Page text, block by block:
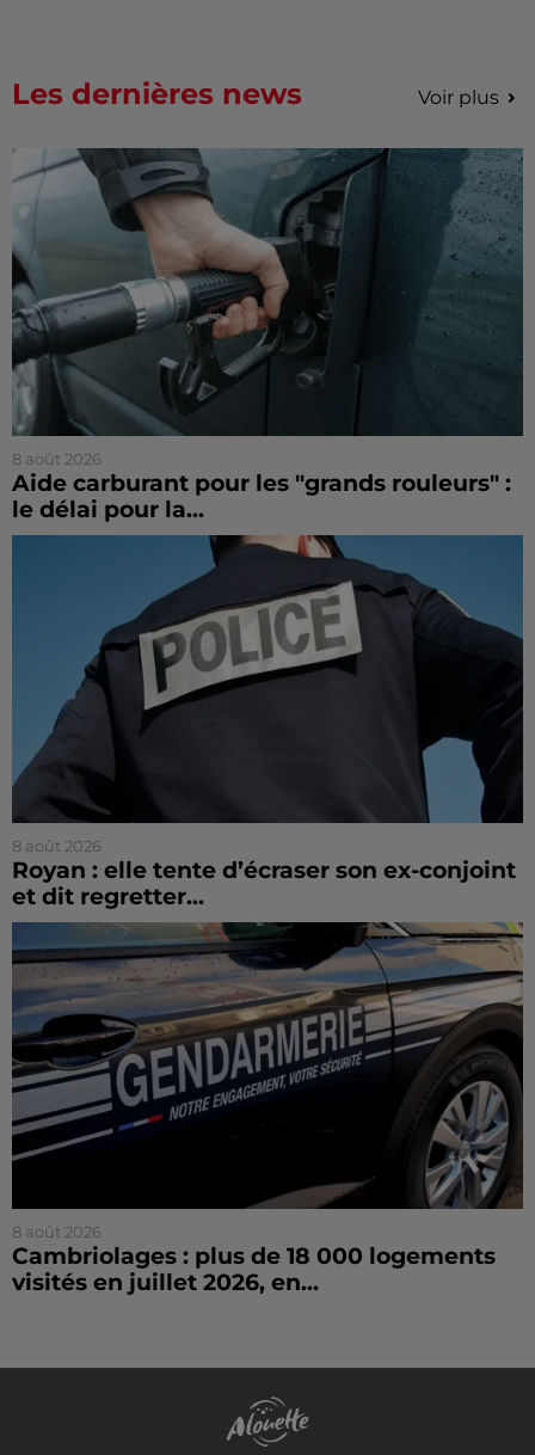
Les dernières news Voir plus
8 août 2026
Aide carburant pour les "grands rouleurs" :
le délai pour la...
8 août 2026
Royan : elle tente d’écraser son ex-conjoint
et dit regretter...
8 août 2026
Cambriolages : plus de 18 000 logements
visités en juillet 2026, en...